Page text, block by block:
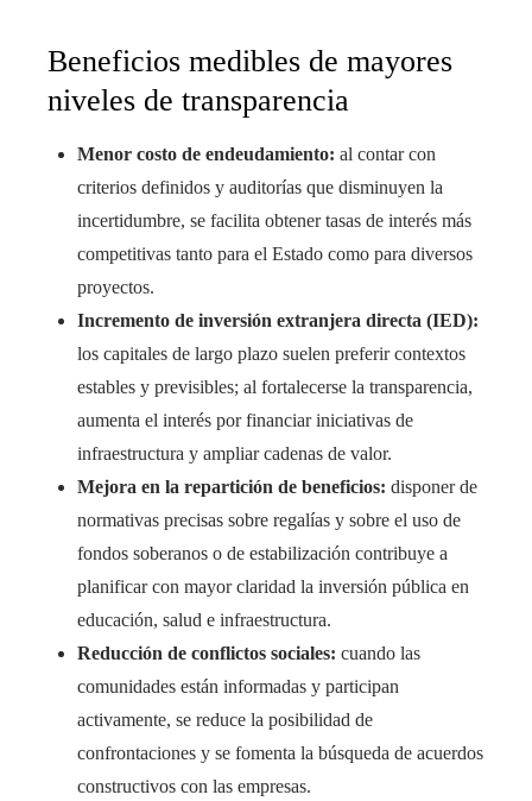
Beneficios medibles de mayores
niveles de transparencia
Menor costo de endeudamiento: al contar con
criterios definidos y auditorías que disminuyen la
incertidumbre, se facilita obtener tasas de interés más
competitivas tanto para el Estado como para diversos
proyectos.
Incremento de inversión extranjera directa (IED):
los capitales de largo plazo suelen preferir contextos
estables y previsibles; al fortalecerse la transparencia,
aumenta el interés por financiar iniciativas de
infraestructura y ampliar cadenas de valor.
Mejora en la repartición de beneficios: disponer de
normativas precisas sobre regalías y sobre el uso de
fondos soberanos o de estabilización contribuye a
planificar con mayor claridad la inversión pública en
educación, salud e infraestructura.
Reducción de conflictos sociales: cuando las
comunidades están informadas y participan
activamente, se reduce la posibilidad de
confrontaciones y se fomenta la búsqueda de acuerdos
constructivos con las empresas.